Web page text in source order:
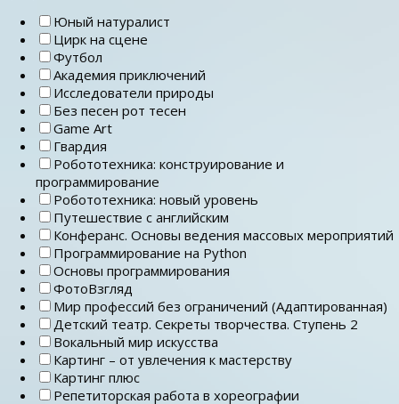
Юный натуралист
Цирк на сцене
Футбол
Академия приключений
Исследователи природы
Без песен рот тесен
Game Art
Гвардия
Робототехника: конструирование и
программирование
Робототехника: новый уровень
Путешествие с английским
Конферанс. Основы ведения массовых мероприятий
Программирование на Python
Основы программирования
ФотоВзгляд
Мир профессий без ограничений (Адаптированная)
Детский театр. Секреты творчества. Ступень 2
Вокальный мир искусства
Картинг – от увлечения к мастерству
Картинг плюс
Репетиторская работа в хореографии